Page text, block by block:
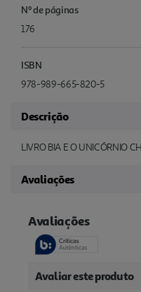
Nº de páginas
176
ISBN
978-989-665-820-5
Descrição
LIVRO BIA E O UNICÓRNIO
Avaliações